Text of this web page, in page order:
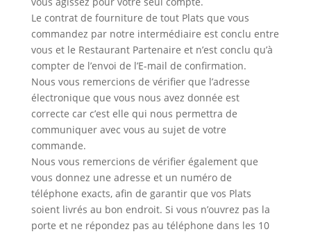
Le contrat de fourniture de tout Plats que vous
commandez par notre intermédiaire est conclu entre
vous et le Restaurant Partenaire et n’est conclu qu’à
compter de l’envoi de l’E-mail de confirmation.
Nous vous remercions de vérifier que l’adresse
électronique que vous nous avez donnée est
correcte car c’est elle qui nous permettra de
communiquer avec vous au sujet de votre
commande.
Nous vous remercions de vérifier également que
vous donnez une adresse et un numéro de
téléphone exacts, afin de garantir que vos Plats
soient livrés au bon endroit. Si vous n’ouvrez pas la
porte et ne répondez pas au téléphone dans les 10